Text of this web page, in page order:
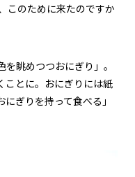
のために来たのですか
眺めつつおにぎり」。
ことに。おにぎりには紙
ぎりを持って食べる」